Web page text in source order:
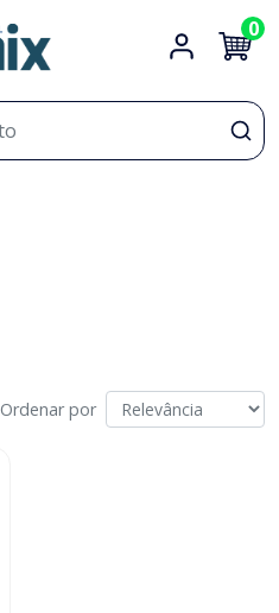
0
Ordenar por